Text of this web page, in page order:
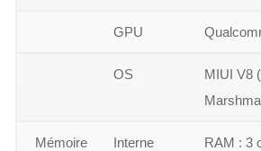
GPU
OS
MIUI V8
Mémoire Interne
RAM : 3